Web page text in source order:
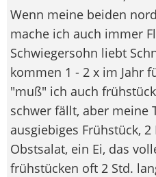
Wenn meine beiden
mache ich auch immer
Schwiegersohn liebt
kommen 1 - 2 x im Jahr
"muß" ich auch
schwer fällt, aber meine
ausgiebiges Frühstück, 2
Obstsalat, ein Ei, das
frühstücken oft 2 Std.